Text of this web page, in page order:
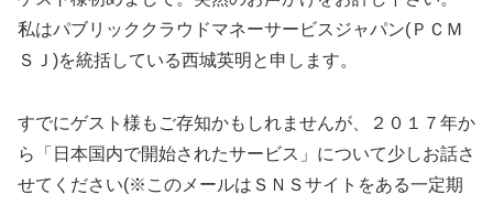
私はパブリッククラウドマネーサービスジャパン(ＰＣＭ
ＳＪ)を統括している西城英明と申します。
すでにゲスト様もご存知かもしれませんが、２０１７年か
ら「日本国内で開始されたサービス」について少しお話さ
せてください(※このメールはＳＮＳサイトをある一定期